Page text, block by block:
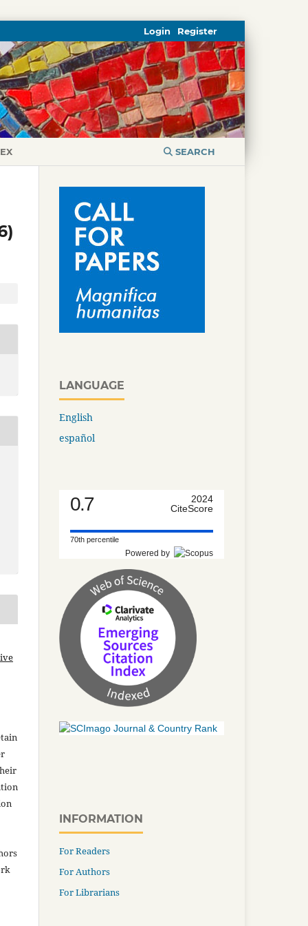
SEARCH
Register
Login
LANGUAGE
English
español
0.7
2024
CiteScore
70th percentile
Powered by
INFORMATION
For Readers
For Authors
For Librarians